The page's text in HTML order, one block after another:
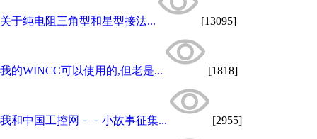
关于纯电阻三角型和星型接法... [13095]
我的WINCC可以使用的,但老是... [1818]
我和中国工控网－－小故事征集... [2955]